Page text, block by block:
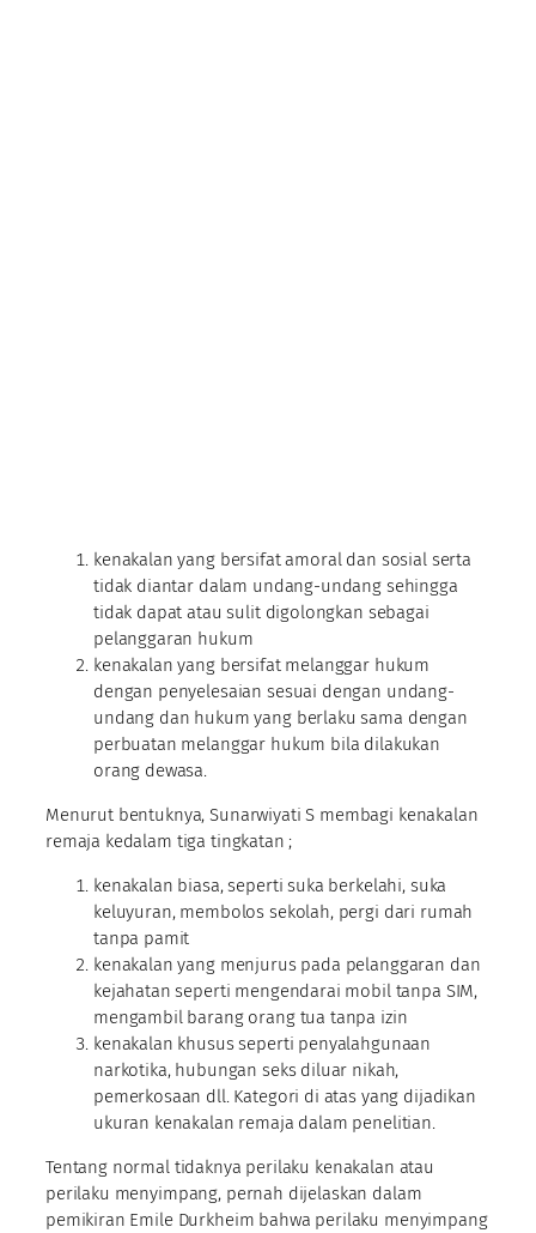
kenakalan yang bersifat amoral dan sosial serta
tidak diantar dalam undang-undang sehingga
tidak dapat atau sulit digolongkan sebagai
pelanggaran hukum
kenakalan yang bersifat melanggar hukum
dengan penyelesaian sesuai dengan undang-
undang dan hukum yang berlaku sama dengan
perbuatan melanggar hukum bila dilakukan
orang dewasa.
Menurut bentuknya, Sunarwiyati S membagi kenakalan
remaja kedalam tiga tingkatan ;
kenakalan biasa, seperti suka berkelahi, suka
keluyuran, membolos sekolah, pergi dari rumah
tanpa pamit
kenakalan yang menjurus pada pelanggaran dan
kejahatan seperti mengendarai mobil tanpa SIM,
mengambil barang orang tua tanpa izin
kenakalan khusus seperti penyalahgunaan
narkotika, hubungan seks diluar nikah,
pemerkosaan dll. Kategori di atas yang dijadikan
ukuran kenakalan remaja dalam penelitian.
Tentang normal tidaknya perilaku kenakalan atau
perilaku menyimpang, pernah dijelaskan dalam
pemikiran Emile Durkheim bahwa perilaku menyimpang